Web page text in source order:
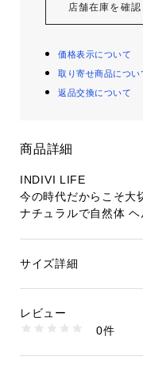
店舗在庫を確認
価格表示について
取り寄せ商品につい
返品交換について
商品詳細
INDIVI LIFE
今の時代だからこそ大
ナチュラルで自然体
一つです。
植物繊維であり土に還
性別：レディース
商品番号：
127-01505 （ショップ）
サイズ詳細
レビュー
0件